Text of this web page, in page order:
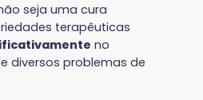
seja uma cura
terapêuticas
no
diversos problemas de